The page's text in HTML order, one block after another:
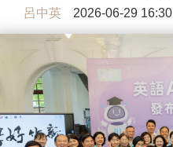
呂中英 2026-06-29 16:30